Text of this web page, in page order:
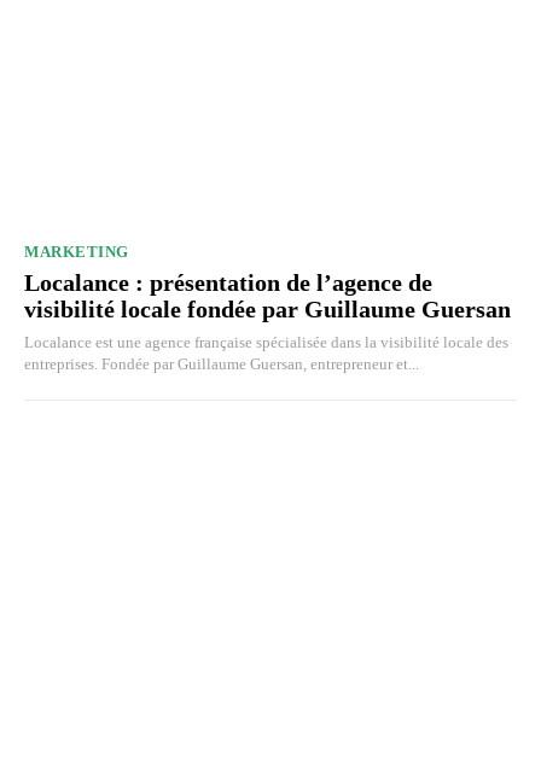
MARKETING
Localance : présentation de l’agence de
visibilité locale fondée par Guillaume Guersan
Localance est une agence française spécialisée dans la visibilité locale des
entreprises. Fondée par Guillaume Guersan, entrepreneur et...